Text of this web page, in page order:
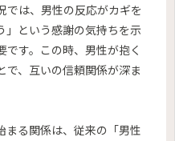
では、男性の反応がカギを
」という感謝の気持ちを示
です。この時、男性が抱く
で、互いの信頼関係が深ま
まる関係は、従来の「男性